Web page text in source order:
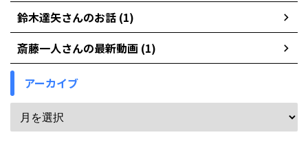
鈴木達矢さんのお話 (1)
斎藤一人さんの最新動画 (1)
アーカイブ